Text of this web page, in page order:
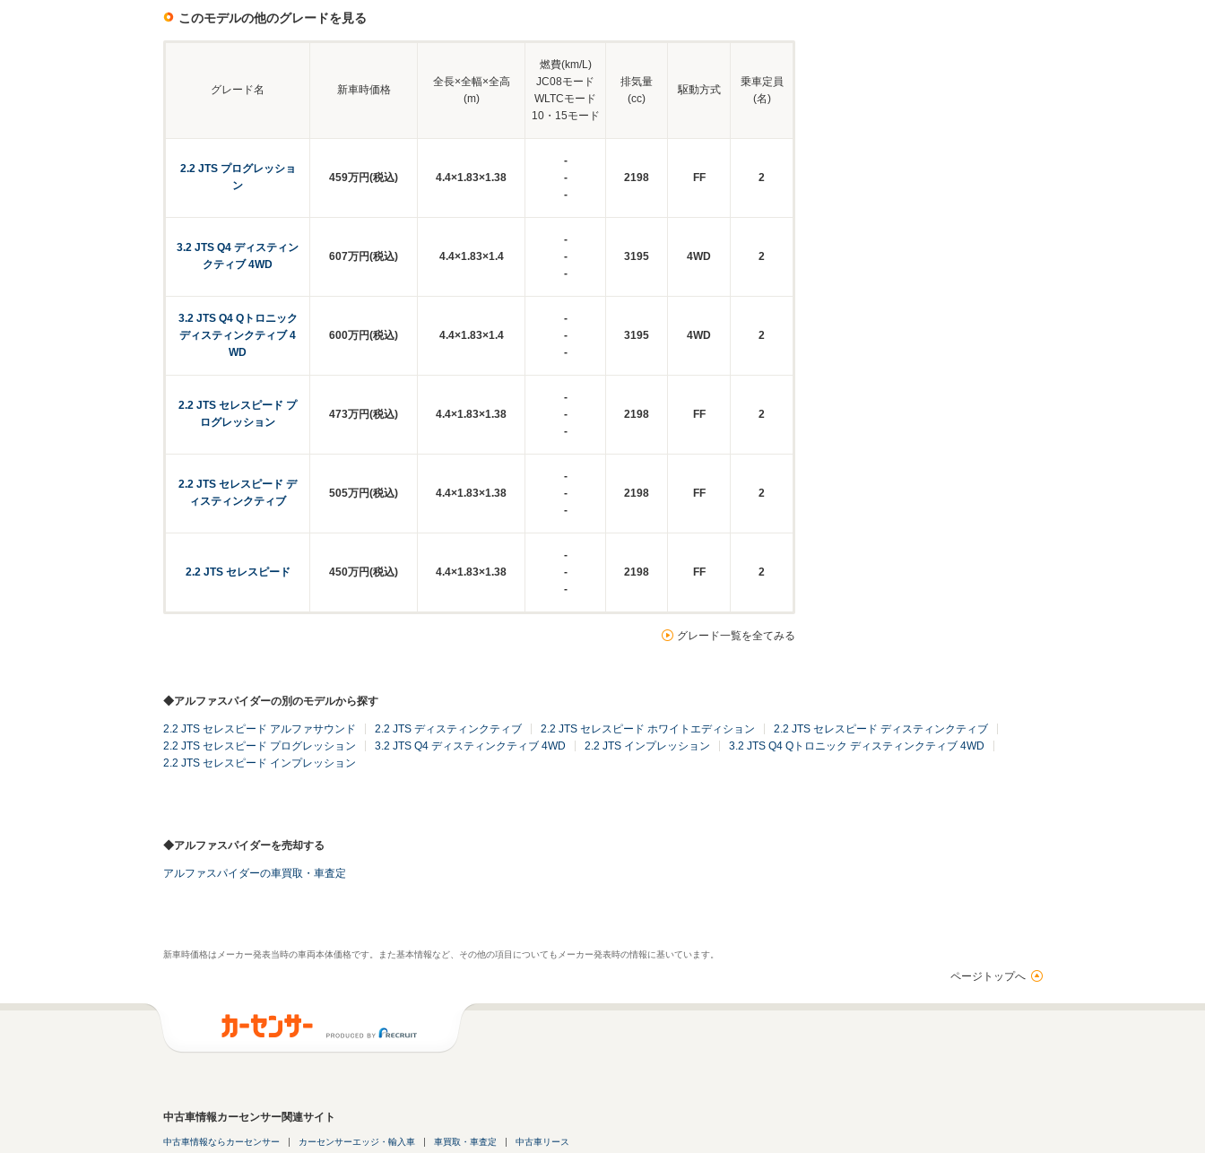
このモデルの他のグレードを見る
グレード名 新車時価格
全長×全幅×全高
(m)
燃費(km/L)
JC08モード
WLTCモード
10・15モード
排気量
(cc)
駆動方式
乗車定員
(名)
2.2 JTS プログレッショ
ン
459万円(税込) 4.4×1.83×1.38
-
-
-
2198 FF 2
3.2 JTS Q4 ディスティン
クティブ 4WD
607万円(税込) 4.4×1.83×1.4
-
-
-
3195 4WD 2
3.2 JTS Q4 Qトロニック
ディスティンクティブ 4
WD
600万円(税込) 4.4×1.83×1.4
-
-
-
3195 4WD 2
2.2 JTS セレスピード プ
ログレッション
473万円(税込) 4.4×1.83×1.38
-
-
-
2198 FF 2
2.2 JTS セレスピード デ
ィスティンクティブ
505万円(税込) 4.4×1.83×1.38
-
-
-
2198 FF 2
2.2 JTS セレスピード 450万円(税込) 4.4×1.83×1.38
-
-
-
2198 FF 2
グレード一覧を全てみる
◆アルファスパイダーの別のモデルから探す
2.2 JTS セレスピード アルファサウンド 2.2 JTS ディスティンクティブ 2.2 JTS セレスピード ホワイトエディション
2.2 JTS セレスピード ディスティンクティブ
2.2 JTS セレスピード プログレッション
3.2 JTS Q4 ディスティンクティブ 4WD 2.2 JTS インプレッション
3.2 JTS Q4 Qトロニック ディスティンクティブ 4WD
2.2 JTS セレスピード インプレッション
◆アルファスパイダーを売却する
アルファスパイダーの車買取・車査定
新車時価格はメーカー発表当時の車両本体価格です。また基本情報など、その他の項目についてもメーカー発表時の情報に基いています。
ページトップへ
中古車情報カーセンサー関連サイト
中古車情報ならカーセンサー カーセンサーエッジ・輸入車 車買取・車査定 中古車リース